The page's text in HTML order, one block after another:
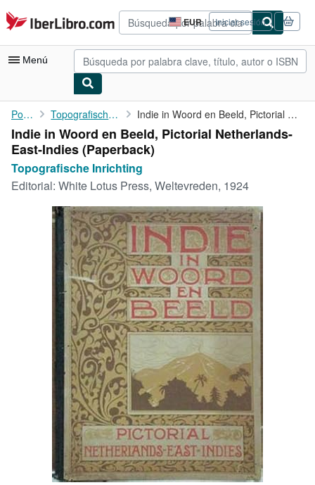
Pasar al contenido principal
IberLibro.com EUR
Preferencias
de
compra
del
Iniciar sesión
Menú
Mi cuenta
Consultar mis pedidos
Búsqueda avanzada
Colecciones
Libros antiguos
Arte y coleccionismo
Vendedores
Comenzar a vender
CERRAR
Portada Topografische Inrichting Indie in Woord en Beeld, Pictorial Netherlands-East-Indies
Indie in Woord en Beeld, Pictorial Netherlands-
East-Indies (Paperback)
Topografische Inrichting
Editorial: White Lotus Press, Weltevreden, 1924